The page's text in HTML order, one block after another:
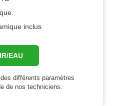
inclus
EAU
différents paramètres
de nos techniciens.